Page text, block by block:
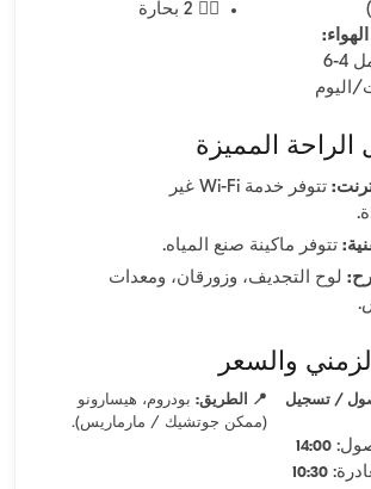
✅ يشمل 4-6
اليوم
🧑‍✈️ 2 بحارة
المميزة
تتوفر خدمة Wi-Fi غير
تتوفر ماكينة صنع المياه.
لوح التجديف، وزورقان، ومعدات
والسعر
/ تسجيل
14:00
10:30
📍 الطريق: بودروم، هيسارونو
(ممكن جوتشيك / مارماريس).